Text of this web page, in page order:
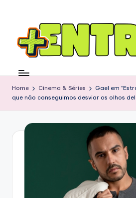
Home Cinema & Séries
Gael em
que não conseguimos desviar os olhos